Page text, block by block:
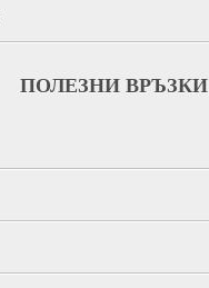
ПОЛЕЗНИ ВРЪЗКИ